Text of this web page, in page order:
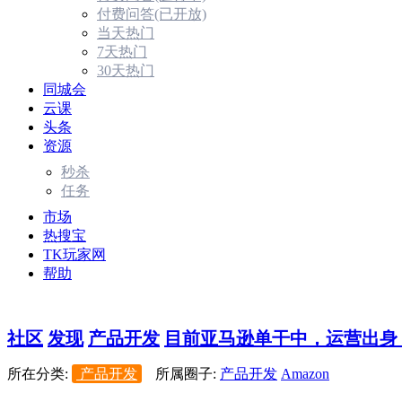
付费问答(已开放)
当天热门
7天热门
30天热门
同城会
云课
头条
资源
秒杀
任务
市场
热搜宝
TK玩家网
帮助
社区 发现 产品开发 目前亚马逊单干中，运营出
所在分类: 产品开发 所属圈子: 产品开发 Amazon